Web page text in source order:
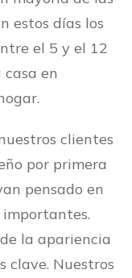
estos días los
el 5 y el 12
en
clientes
por primera
pensado en
importantes.
la apariencia
clave. Nuestros